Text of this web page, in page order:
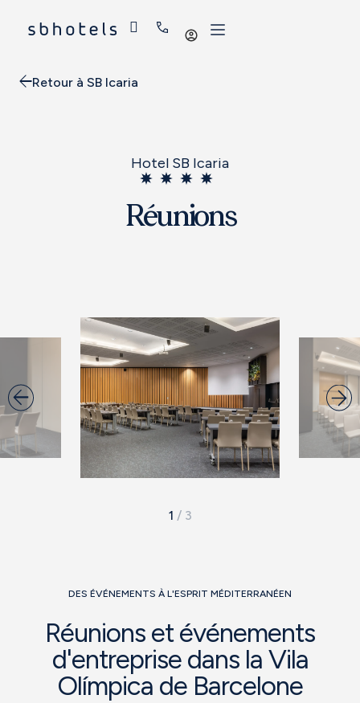
Se
Retour à SB Icaria
Hotel SB Icaria
Réunions
1 / 3
DES ÉVÉNEMENTS À L'ESPRIT MÉDITERRANÉEN
Réunions et événements
d'entreprise dans la Vila
Olímpica de Barcelone